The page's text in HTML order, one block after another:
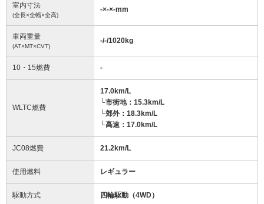
室内寸法
(全長×全幅×全高)
-×-×-mm
車両重量
(AT×MT×CVT)
-/-/1020kg
10・15燃費 -
WLTC燃費
17.0km/L
└市街地：15.3km/L
└郊外：18.3km/L
└高速：17.0km/L
JC08燃費 21.2km/L
使用燃料 レギュラー
駆動方式 四輪駆動（4WD）